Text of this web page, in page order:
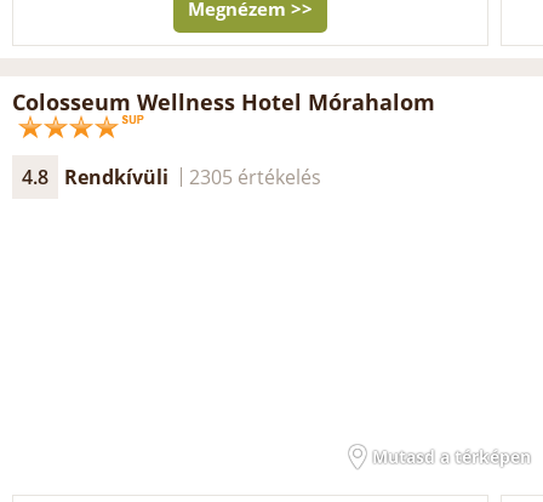
Megnézem >>
Colosseum Wellness Hotel Mórahalom
4.8 Rendkívüli 2305 értékelés
Mutasd a térképen